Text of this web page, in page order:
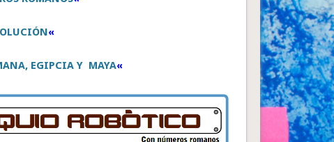
«
EGIPCIA Y MAYA«